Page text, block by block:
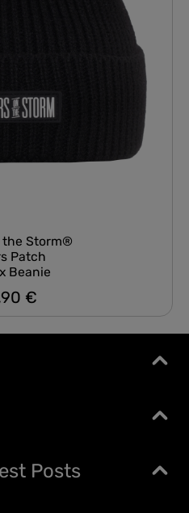
the Storm®
Patch
Beanie
Preis:
€
Posts